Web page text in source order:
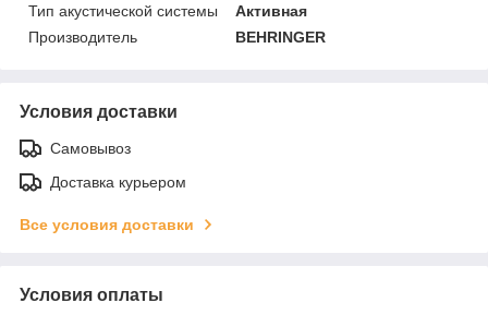
Тип акустической системы
Активная
Производитель
BEHRINGER
Условия доставки
Самовывоз
Доставка курьером
Все условия доставки
Условия оплаты